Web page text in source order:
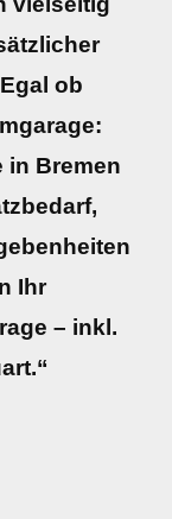
ob
in Bremen
Ihr
– inkl.